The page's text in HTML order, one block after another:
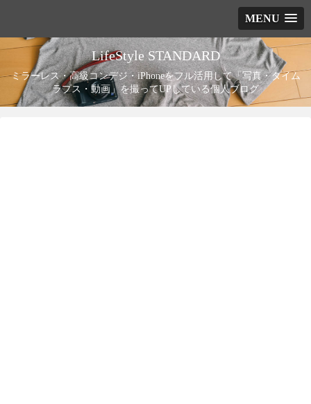
MENU
LifeStyle STANDARD
ミラーレス・高級コンデジ・iPhoneをフル活用して「写真・タイム
ラプス・動画」を撮ってUPしている個人ブログ